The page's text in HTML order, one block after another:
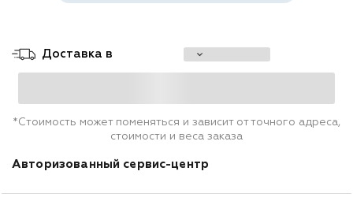
Доставка в
*Стоимость может поменяться и зависит от точного адреса,
стоимости и веса заказа
Авторизованный сервис-центр